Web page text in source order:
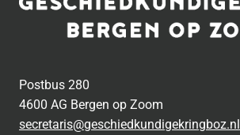
Postbus 280
4600 AG Bergen op Zoom
secretaris@geschiedkundigekringboz.nl